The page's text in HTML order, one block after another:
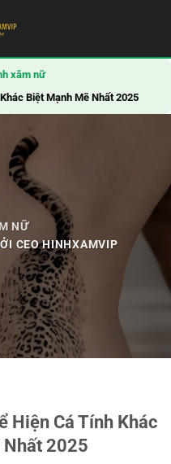
xăm nữ
Biệt Mạnh Mẽ Nhất 2025
NỮ
CEO HINHXAMVIP
Hiện Cá Tính Khác
Nhất 2025